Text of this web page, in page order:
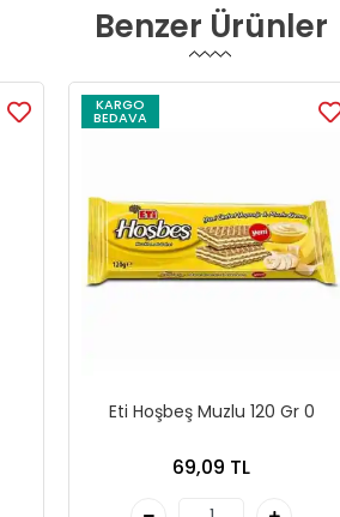
Benzer Ürünler
KARGO
BEDAVA
Eti Hoşbeş Muzlu 120 Gr 0
69,09 TL